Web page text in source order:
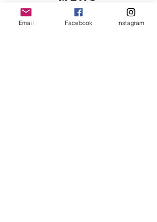
CONTACTOS
Email Facebook Instagram